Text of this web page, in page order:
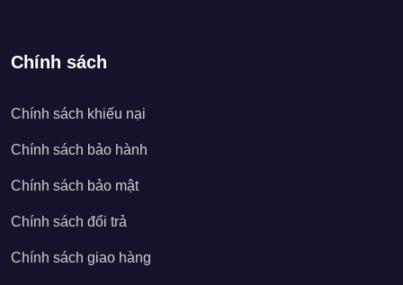
Chính sách
Chính sách khiếu nại
Chính sách bảo hành
Chính sách bảo mật
Chính sách đổi trả
Chính sách giao hàng